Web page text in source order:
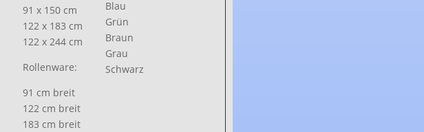
91 x 150 cm
122 x 183 cm
122 x 244 cm
Rollenware:
91 cm breit
122 cm breit
183 cm breit
Blau
Grün
Braun
Grau
Schwarz